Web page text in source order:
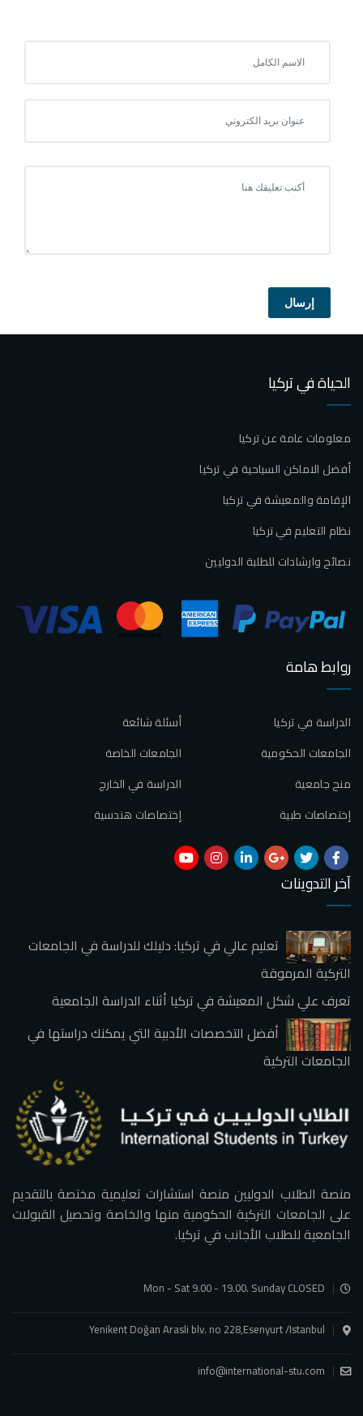
إرسال
الحياة في تركيا
معلومات عامة عن تركيا
أفضل الاماكن السياحية في تركيا
الإقامة والمعيشة في تركيا
نظام التعليم في تركيا
نصائح وارشادات للطلبة الدوليين
روابط هامة
أسئلة شائعة
الدراسة في تركيا
الجامعات الخاصة
الجامعات الحكومية
الدراسة في الخارج
منح جامعية
إختصاصات هندسية
إختصاصات طبية
آخر التدوينات
تعليم عالي في تركيا: دليلك للدراسة في الجامعات
التركية المرموقة
تعرف علي شكل المعيشة في تركيا أثناء الدراسة الجامعية
أفضل التخصصات الأدبية التي يمكنك دراستها في
الجامعات التركية
منصة الطلاب الدوليين منصة استشارات تعليمية مختصة بالتقديم
على الجامعات التركية الحكومية منها والخاصة وتحصيل القبولات
الجامعية للطلاب الأجانب في تركيا.
Mon - Sat 9.00 - 19.00. Sunday CLOSED
Yenikent Doğan Arasli blv. no 228,Esenyurt /Istanbul
info@international-stu.com